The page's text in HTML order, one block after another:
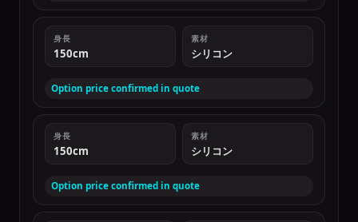
身長
150cm
素材
シリコン
Option price confirmed in quote
身長
150cm
素材
シリコン
Option price confirmed in quote